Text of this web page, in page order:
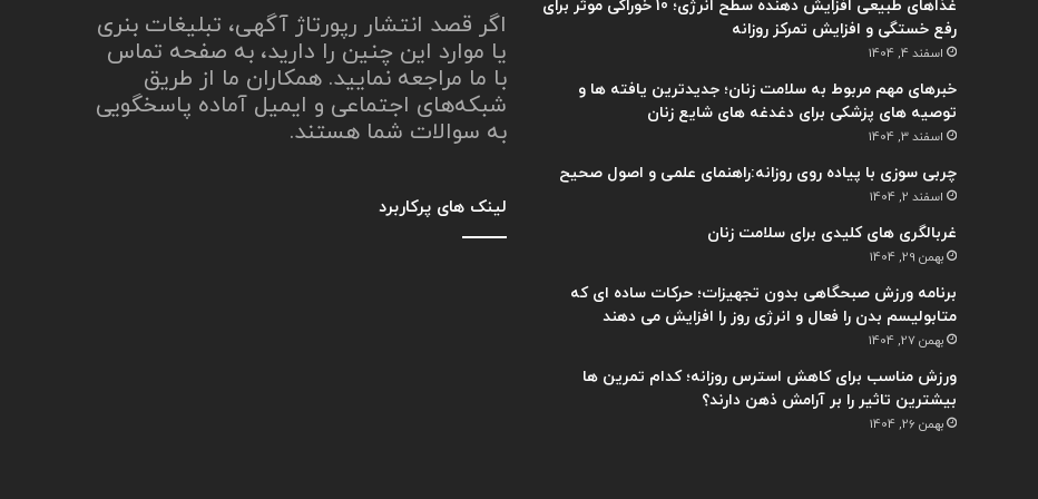
غذاهای طبیعی افزایش دهنده سطح انرژی؛ 10 خوراکی موثر برای
رفع خستگی و افزایش تمرکز روزانه
اسفند 4, 1404
خبرهای مهم مربوط به سلامت زنان؛ جدیدترین یافته ها و
توصیه های پزشکی برای دغدغه های شایع زنان
اسفند 3, 1404
چربی سوزی با پیاده روی روزانه:راهنمای علمی و اصول صحیح
اسفند 2, 1404
غربالگری های کلیدی برای سلامت زنان
بهمن 29, 1404
برنامه ورزش صبحگاهی بدون تجهیزات؛ حرکات ساده ای که
متابولیسم بدن را فعال و انرژی روز را افزایش می دهند
بهمن 27, 1404
ورزش مناسب برای کاهش استرس روزانه؛ کدام تمرین ها
بیشترین تاثیر را بر آرامش ذهن دارند؟
بهمن 26, 1404
اگر قصد انتشار رپورتاژ آگهی، تبلیغات بنری
یا موارد این چنین را دارید، به صفحه تماس
با ما مراجعه نمایید. همکاران ما از طریق
شبکه‌های اجتماعی و ایمیل آماده پاسخگویی
به سوالات شما هستند.
لینک های پرکاربرد